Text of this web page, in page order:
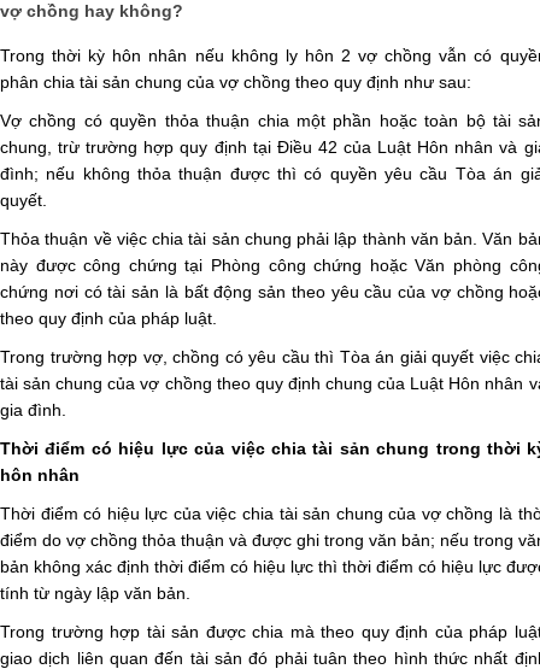
vợ chồng hay không?
Trong thời kỳ hôn nhân nếu không ly hôn 2 vợ chồng vẫn có
phân chia tài sản chung của vợ chồng theo quy định như sau:
Vợ chồng có quyền thỏa thuận chia một phần hoặc toàn bộ tài
chung, trừ trường hợp quy định tại Điều 42 của Luật Hôn nhân và
đình; nếu không thỏa thuận được thì có quyền yêu cầu Tòa án
quyết.
Thỏa thuận về việc chia tài sản chung phải lập thành văn bản. Văn
này được công chứng tại Phòng công chứng hoặc Văn phòng
chứng nơi có tài sản là bất động sản theo yêu cầu của vợ chồng
theo quy định của pháp luật.
Trong trường hợp vợ, chồng có yêu cầu thì Tòa án giải quyết việc
tài sản chung của vợ chồng theo quy định chung của Luật Hôn nhân
gia đình.
Thời điểm có hiệu lực của việc chia tài sản chung trong thời
hôn nhân
Thời điểm có hiệu lực của việc chia tài sản chung của vợ chồng là
điểm do vợ chồng thỏa thuận và được ghi trong văn bản; nếu trong
bản không xác định thời điểm có hiệu lực thì thời điểm có hiệu lực
tính từ ngày lập văn bản.
Trong trường hợp tài sản được chia mà theo quy định của pháp
giao dịch liên quan đến tài sản đó phải tuân theo hình thức nhất